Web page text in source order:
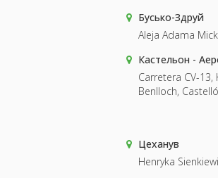
Бусько-Здруй
Aleja Adama
Кастельон -
Carretera CV-13,
Benlloch,
Цеханув
Henryka